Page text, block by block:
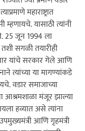
महाराष्ट्रात
यासाठी त्यांनी
25 जून 1994 ला
सगळी तयारीही
यांचे सरकार गेले आणि
त्यांच्या या मागण्यांकडे
वडार समाजाच्या
आश्रमशाळा मंजूर झाल्या
हव्यात असे त्यांना
आणि गृहमंत्री